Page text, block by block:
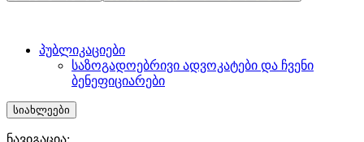
პუბლიკაციები
საზოგადოებრივი ადვოკატები და ჩვენი
ბენეფიციარები
სიახლეები
ნავიგაცია: